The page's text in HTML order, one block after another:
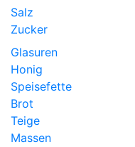
Salz
Zucker
Glasuren
Honig
Speisefette
Brot
Teige
Massen